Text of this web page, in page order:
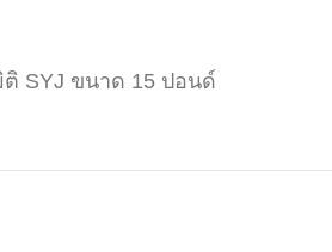
SYJ ขนาด 15 ปอนด์